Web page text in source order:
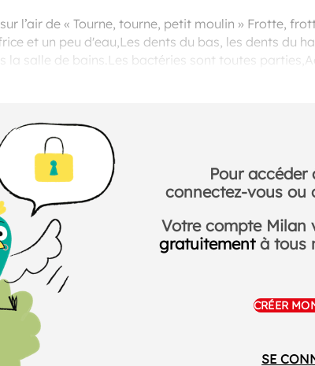
l’air de « Tourne, tourne, petit moulin » Frotte,
et un peu d'eau,Les dents du bas, les dents du
la salle de bains.Les bactéries sont toutes
Pour accéder
connectez-vous ou
Votre compte Milan
gratuitementà tous
CRÉER
SE